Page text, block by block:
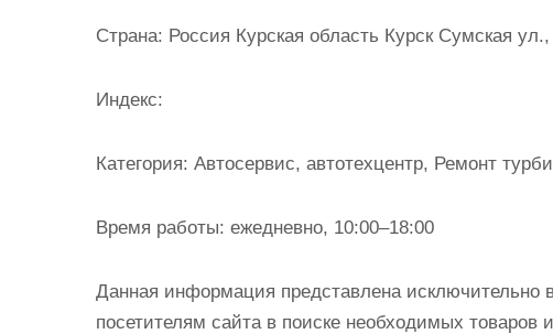
Страна: Россия Курская область Курск Сумская
Индекс:
Категория: Автосервис, автотехцентр, Ремонт
Время работы: ежедневно, 10:00–18:00
Данная информация представлена исключительно
посетителям сайта в поиске необходимых